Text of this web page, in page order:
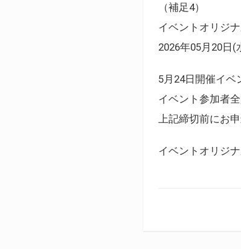
（補足4）
イベントオリジ
2026年05月20日(
5月24日開催イベ
イベント参加者
上記締切前にお
イベントオリジ